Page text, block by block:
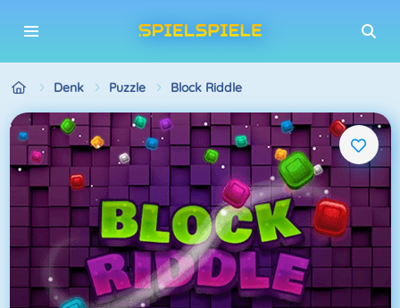
Denk Puzzle Block Riddle